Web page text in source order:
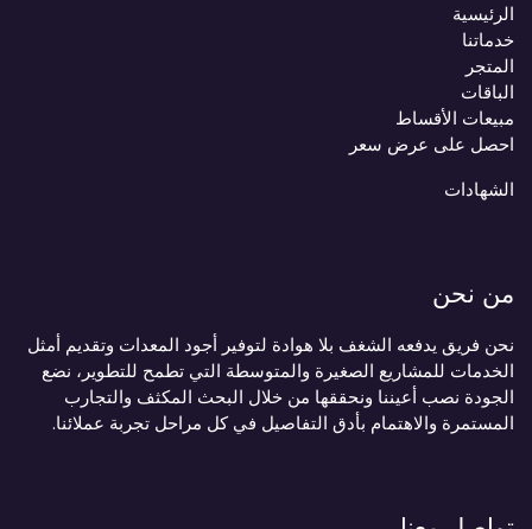
الرئيسية
خدماتنا
المتجر
الباقات
مبيعات الأقساط
احصل على عرض سعر
الشهادات
من نحن
نحن فريق يدفعه الشغف بلا هوادة لتوفير أجود المعدات وتقديم أمثل
الخدمات للمشاريع الصغيرة والمتوسطة التي تطمح للتطوير، نضع
الجودة نصب أعيننا ونحققها من خلال البحث المكثف والتجارب
المستمرة والاهتمام بأدق التفاصيل في كل مراحل تجربة عملائنا.